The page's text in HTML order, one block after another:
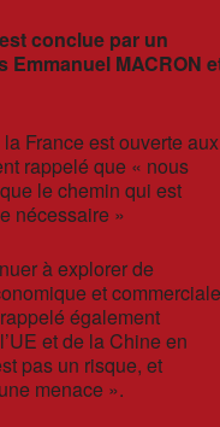
conclue par un
MACRON
France est ouverte aux
rappelé que « nous
le chemin qui est
nécessaire »
à explorer de
et
également
et de la Chine en
pas un risque, et
menace ».